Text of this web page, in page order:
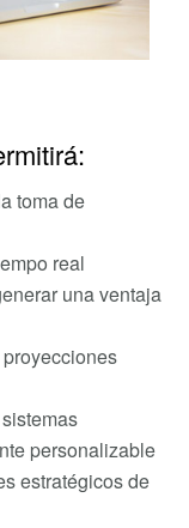
toma de
real
una ventaja
personalizable
estratégicos de